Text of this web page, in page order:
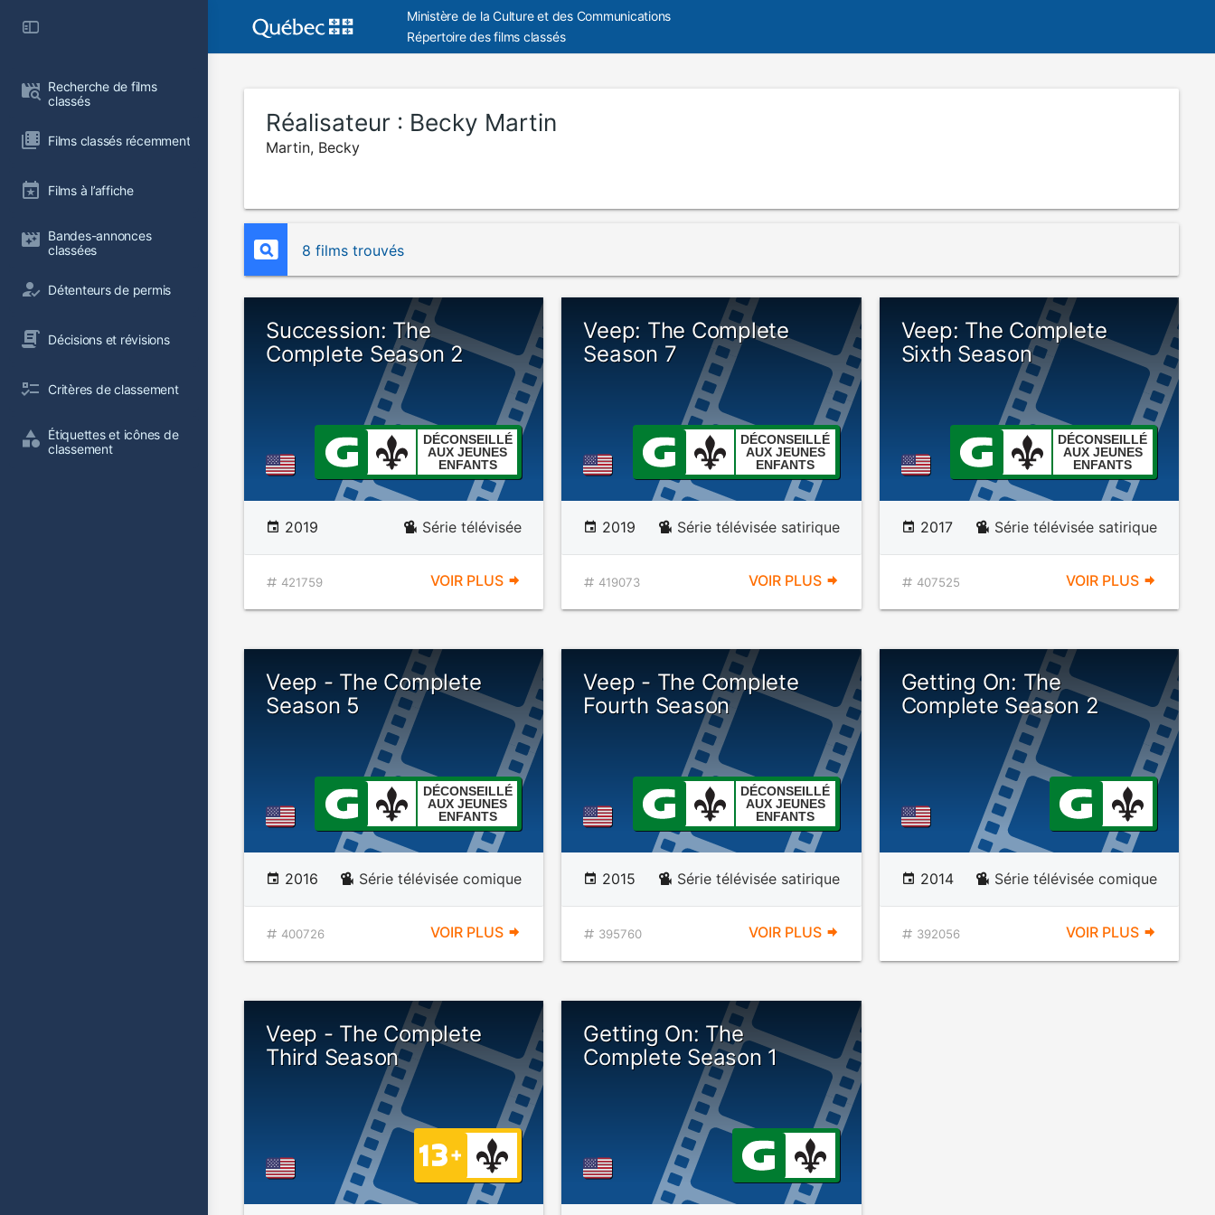
Recherche de films
classés
Films classés récemment
Films à l’affiche
Bandes-annonces
classées
Détenteurs de permis
Décisions et révisions
Critères de classement
Étiquettes et icônes de
classement
Ministère de la Culture et des Communications
Répertoire des films classés
Réalisateur : Becky Martin
Martin, Becky
8 films trouvés
Succession: The
Complete Season 2
DÉCONSEILLÉ
AUX JEUNES
ENFANTS
2019 Série télévisée
421759 VOIR PLUS
Veep: The Complete
Season 7
DÉCONSEILLÉ
AUX JEUNES
ENFANTS
2019 Série télévisée satirique
419073 VOIR PLUS
Veep: The Complete
Sixth Season
DÉCONSEILLÉ
AUX JEUNES
ENFANTS
2017 Série télévisée satirique
407525 VOIR PLUS
Veep - The Complete
Season 5
DÉCONSEILLÉ
AUX JEUNES
ENFANTS
2016 Série télévisée comique
400726 VOIR PLUS
Veep - The Complete
Fourth Season
DÉCONSEILLÉ
AUX JEUNES
ENFANTS
2015 Série télévisée satirique
395760 VOIR PLUS
Getting On: The
Complete Season 2
2014 Série télévisée comique
392056 VOIR PLUS
Veep - The Complete
Third Season
Getting On: The
Complete Season 1